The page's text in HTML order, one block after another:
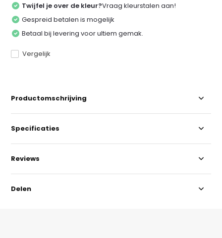
Twijfel je over de kleur?Vraag kleurstalen aan!
Gespreid betalen is mogelijk
Betaal bij levering voor ultiem gemak.
Vergelijk
Productomschrijving
Specificaties
Reviews
Delen